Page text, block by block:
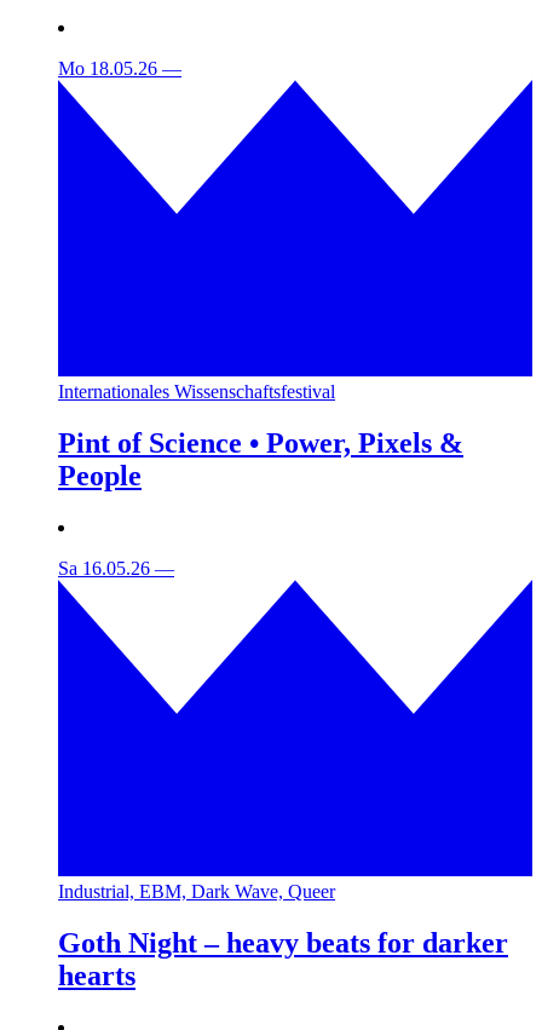
Mo 18.05.26 —
Internationales Wissenschaftsfestival
Pint of Science • Power, Pixels &
People
Sa 16.05.26 —
Industrial, EBM, Dark Wave, Queer
Goth Night – heavy beats for darker
hearts